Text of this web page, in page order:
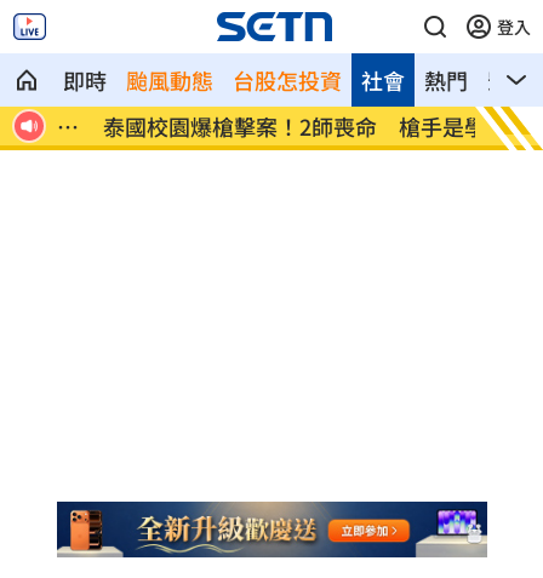
登入
即時 颱風動態 台股怎投資 熱門 影音
社會
抗
泰國校園爆槍擊案！2師喪命 槍手是學生 志祺
購